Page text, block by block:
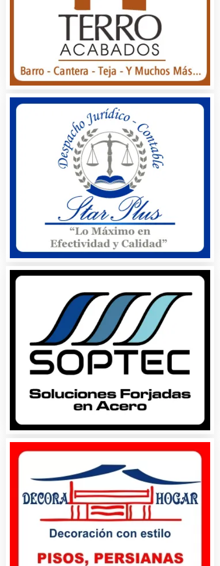
Alquiler de Autos
Alquiler de Equipos para Fiestas
Alquiler de Sillas y Mesas
Alquiler de Trajes de Etiqueta
Alta Costura
Aluminio
Análisis Clínicos
Análisis de Aguas
Animadores de Eventos
Aparatos y Equipos Eléctricos
Arquitectos
Artes Gráficas
Artesanías
Artículos de Oficina